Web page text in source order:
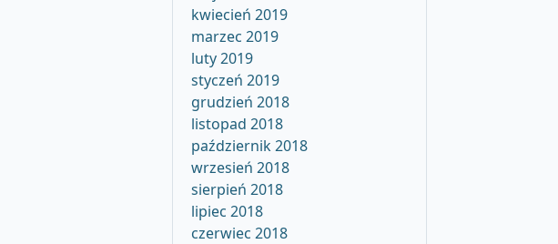
kwiecień 2019
marzec 2019
luty 2019
styczeń 2019
grudzień 2018
listopad 2018
październik 2018
wrzesień 2018
sierpień 2018
lipiec 2018
czerwiec 2018